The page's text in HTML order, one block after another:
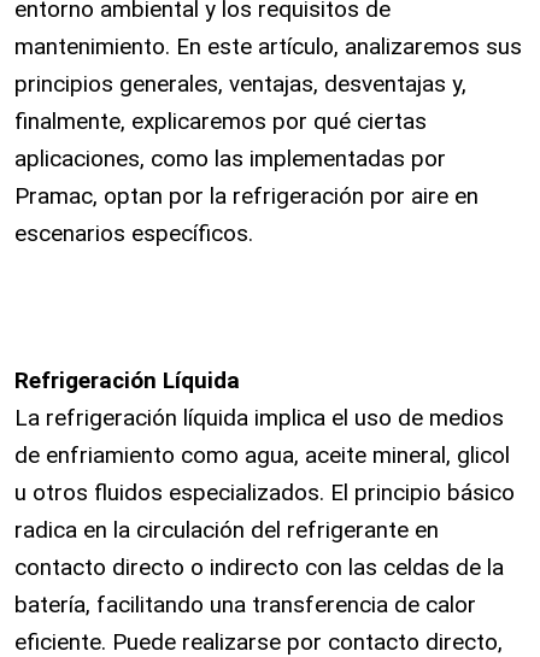
entorno ambiental y los requisitos de
mantenimiento. En este artículo, analizaremos sus
principios generales, ventajas, desventajas y,
finalmente, explicaremos por qué ciertas
aplicaciones, como las implementadas por
Pramac, optan por la refrigeración por aire en
escenarios específicos.
Refrigeración Líquida
La refrigeración líquida implica el uso de medios
de enfriamiento como agua, aceite mineral, glicol
u otros fluidos especializados. El principio básico
radica en la circulación del refrigerante en
contacto directo o indirecto con las celdas de la
batería, facilitando una transferencia de calor
eficiente. Puede realizarse por contacto directo,